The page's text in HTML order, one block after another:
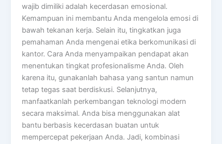
wajib dimiliki adalah kecerdasan emosional.
Kemampuan ini membantu Anda mengelola emosi di
bawah tekanan kerja. Selain itu, tingkatkan juga
pemahaman Anda mengenai etika berkomunikasi di
kantor. Cara Anda menyampaikan pendapat akan
menentukan tingkat profesionalisme Anda. Oleh
karena itu, gunakanlah bahasa yang santun namun
tetap tegas saat berdiskusi. Selanjutnya,
manfaatkanlah perkembangan teknologi modern
secara maksimal. Anda bisa menggunakan alat
bantu berbasis kecerdasan buatan untuk
mempercepat pekerjaan Anda. Jadi, kombinasi